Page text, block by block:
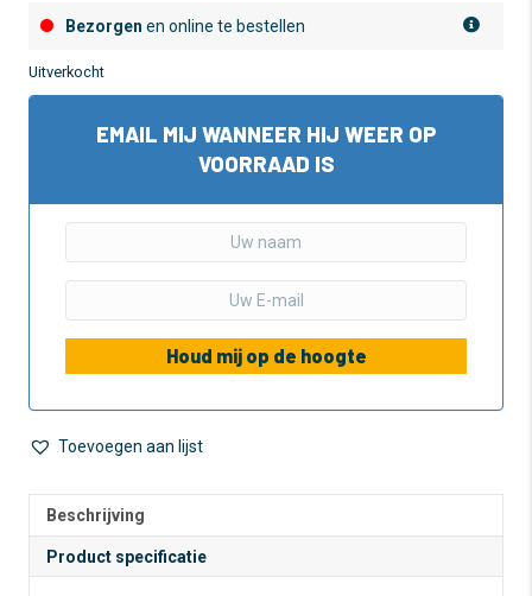
Bezorgen en online te bestellen
Uitverkocht
EMAIL MIJ WANNEER HIJ WEER OP
VOORRAAD IS
Houd mij op de hoogte
Toevoegen aan lijst
Beschrijving
Product specificatie